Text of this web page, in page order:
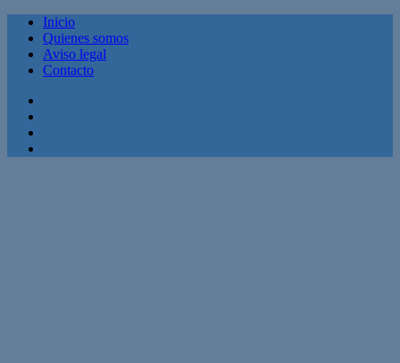
Inicio
Quienes somos
Aviso legal
Contacto